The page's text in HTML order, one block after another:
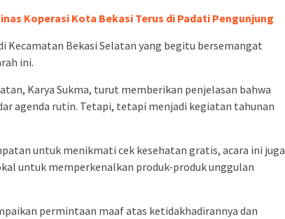
Koperasi Kota Bekasi Terus di Padati Pengunjung
Kecamatan Bekasi Selatan yang begitu bersemangat
ini.
Karya Sukma, turut memberikan penjelasan bahwa
agenda rutin. Tetapi, tetapi menjadi kegiatan tahunan
untuk menikmati cek kesehatan gratis, acara ini juga
untuk memperkenalkan produk-produk unggulan
permintaan maaf atas ketidakhadirannya dan